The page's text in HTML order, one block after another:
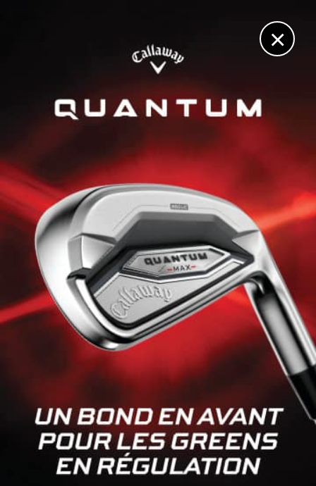
×
JACQUES LÉGLISE TROPHY
Avec trois Français, l’Europe continentale remporte le
Jacques Léglise Trophy
24 AOÛT 2025